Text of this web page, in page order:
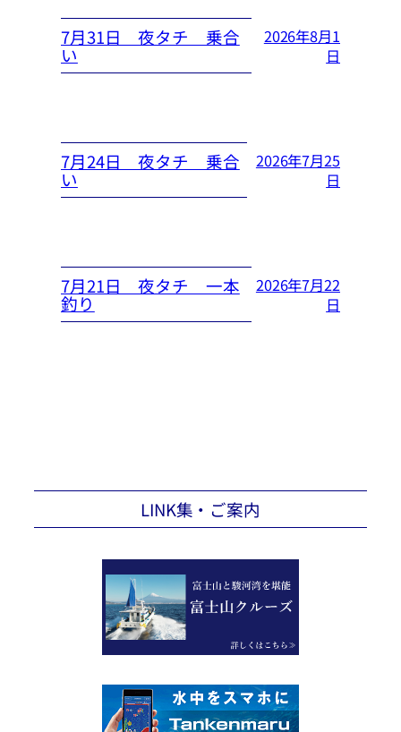
7月31日 夜タチ 乗合
い
2026年8月1
日
7月24日 夜タチ 乗合
い
2026年7月25
日
7月21日 夜タチ 一本
釣り
2026年7月22
日
LINK集・ご案内